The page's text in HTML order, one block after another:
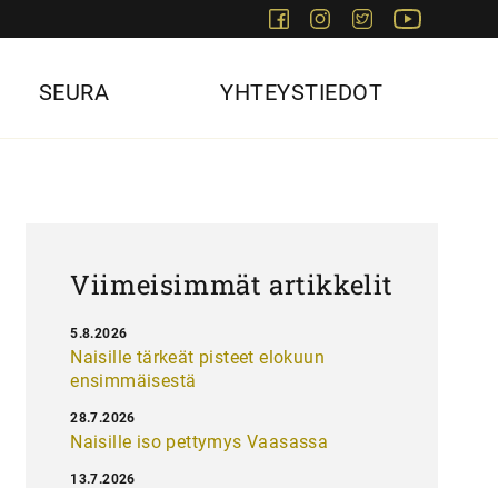
FacebookInstagram
Twitter
SEURA YHTEYSTIEDOT
Viimeisimmät artikkelit
Naisille tärkeät pisteet elokuun
ensimmäisestä
5.8.2026
Naisille iso pettymys Vaasassa
28.7.2026
13.7.2026